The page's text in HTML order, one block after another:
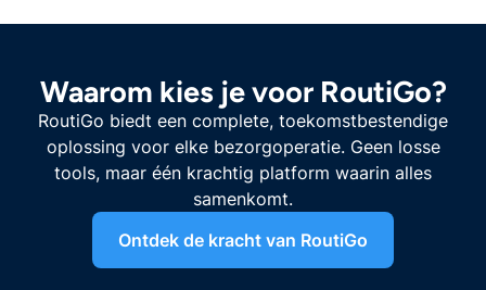
Waarom kies je voor RoutiGo?
RoutiGo biedt een complete, toekomstbestendige
oplossing voor elke bezorgoperatie. Geen losse
tools, maar één krachtig platform waarin alles
samenkomt.
Ontdek de kracht van RoutiGo